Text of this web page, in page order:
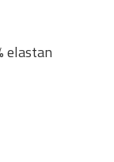
elastan